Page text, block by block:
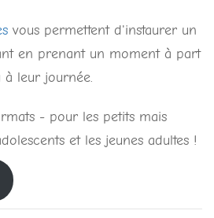
vous permettent d'instaurer un
en prenant un moment à part
leur journée.
- pour les petits mais
et les jeunes adultes !